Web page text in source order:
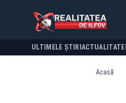
ULTIMELE ȘTIRI ACTUALITATE
Acasă